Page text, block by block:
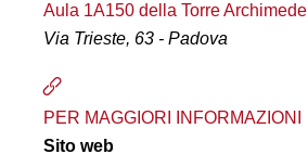
Aula 1A150 della Torre Archimede
Via Trieste, 63 - Padova
PER MAGGIORI INFORMAZIONI
Sito web